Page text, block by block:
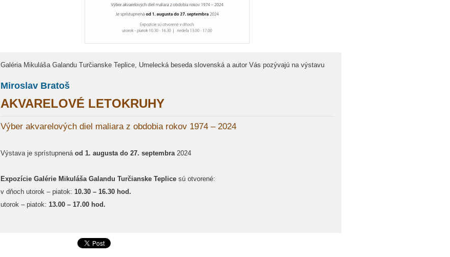
Galéria Mikuláša Galandu Turčianske Teplice, Umelecká beseda slovenská a autor Vás pozývajú na výstavu
Miroslav Bratoš
AKVARELOVÉ LETOKRUHY
Výber akvarelových diel maliara z obdobia rokov 1974 – 2024
Výstava je sprístupnená od 1. augusta do 27. septembra2024
Expozície Galérie Mikuláša Galandu Turčianske Teplice sú otvorené:
v dňoch utorok – piatok: 10.30 – 16.30 hod.
utorok – piatok: 13.00 – 17.00 hod.